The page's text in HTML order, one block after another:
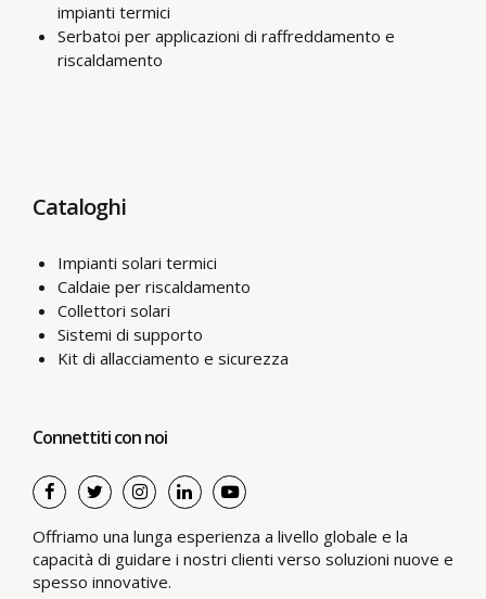
impianti termici
Serbatoi per applicazioni di raffreddamento e
riscaldamento
Cataloghi
Impianti solari termici
Caldaie per riscaldamento
Collettori solari
Sistemi di supporto
Kit di allacciamento e sicurezza
Connettiti con noi
Offriamo una lunga esperienza a livello globale e la
capacità di guidare i nostri clienti verso soluzioni nuove e
spesso innovative.